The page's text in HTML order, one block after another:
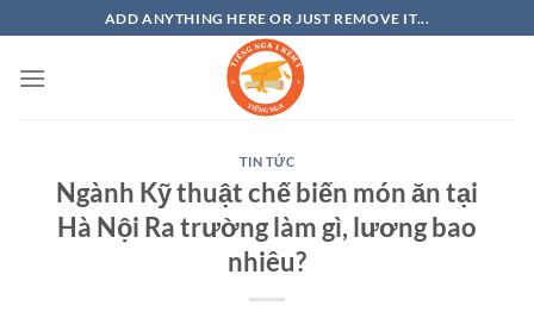
qua
nội
ADD ANYTHING HERE OR JUST REMOVE IT...
TIN TỨC
Ngành Kỹ thuật chế biến món ăn tại
Hà Nội Ra trường làm gì, lương bao
nhiêu?